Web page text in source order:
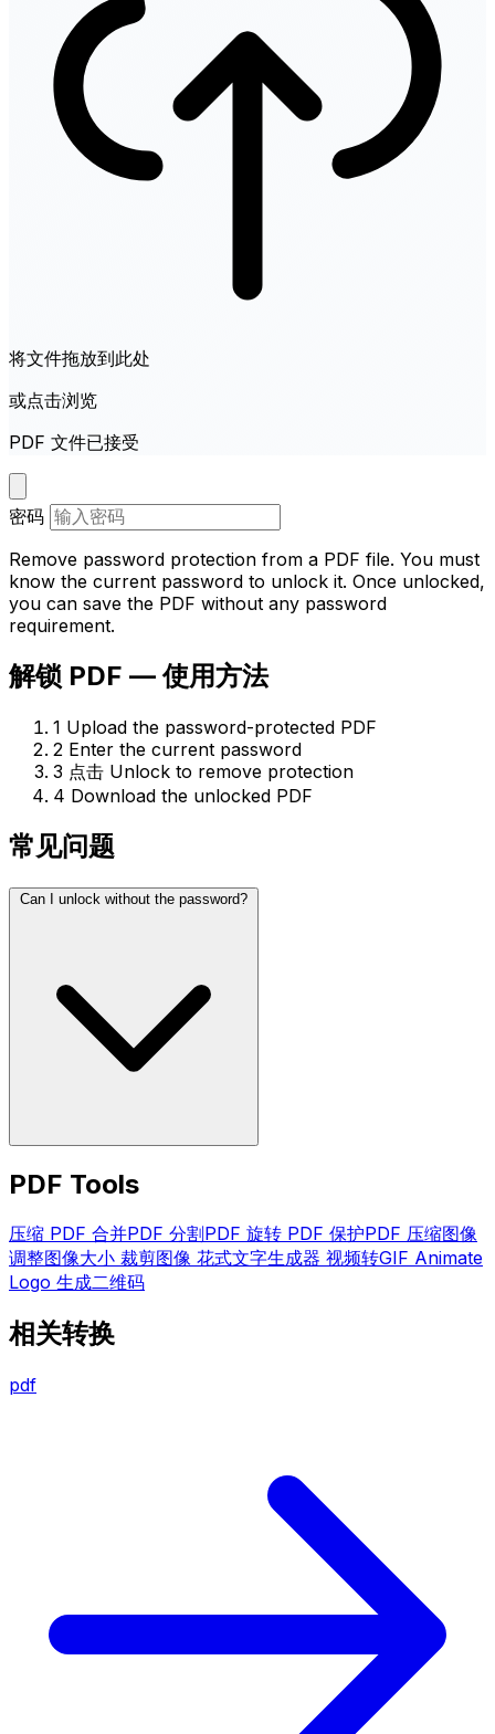
将文件拖放到此处
或点击浏览
PDF 文件已接受
密码
Remove password protection from a PDF file. You must
know the current password to unlock it. Once unlocked,
you can save the PDF without any password
requirement.
解锁 PDF — 使用方法
1 Upload the password-protected PDF
2 Enter the current password
3 点击 Unlock to remove protection
4 Download the unlocked PDF
常见问题
Can I unlock without the password?
PDF Tools
压缩 PDF 合并PDF 分割PDF 旋转 PDF 保护PDF 压缩图像
调整图像大小 裁剪图像 花式文字生成器 视频转GIF Animate
Logo 生成二维码
相关转换
pdf